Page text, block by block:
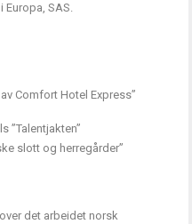
Europa, SAS.
Comfort Hotel Express”
”Talentjakten”
slott og herregårder”
det arbeidet norsk